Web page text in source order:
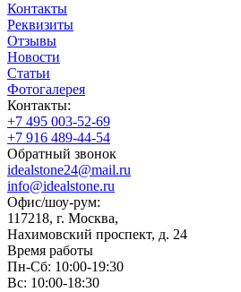
Контакты
Реквизиты
Отзывы
Новости
Статьи
Фотогалерея
Контакты:
+7 495 003-52-69
+7 916 489-44-54
Обратный звонок
idealstone24@mail.ru
info@idealstone.ru
Офис/шоу-рум:
117218, г. Москва,
Нахимовский проспект, д. 24
Время работы
Пн-Сб: 10:00-19:30
Вс: 10:00-18:30